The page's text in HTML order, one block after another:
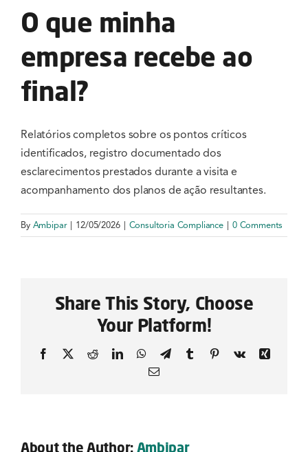
Serviços
Notícias e Conteúdos
O que minha
empresa recebe ao
final?
Relatórios completos sobre os pontos críticos
identificados, registro documentado dos
esclarecimentos prestados durante a visita e
acompanhamento dos planos de ação resultantes.
By Ambipar 12/05/2026 Consultoria Compliance 0 Comments
Share This Story, Choose
Your Platform!
Facebook
X RedditLinkedInWhatsApp
TelegramTumblr PinterestVk
Xing
Email
About the Author: Ambipar